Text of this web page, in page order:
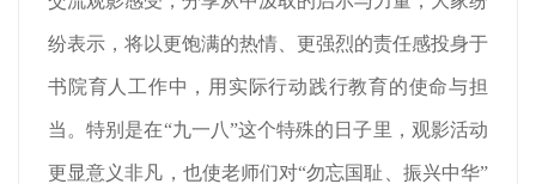
纷表示，将以更饱满的热情、更强烈的责任感投身于
书院育人工作中，用实际行动践行教育的使命与担
当。特别是在“九一八”这个特殊的日子里，观影活动
更显意义非凡，也使老师们对“勿忘国耻、振兴中华”